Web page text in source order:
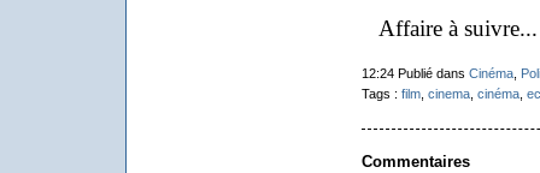
Affaire à
12:24 Publié dans Cinéma,
Tags : film, cinema, cinéma,
Commentaires